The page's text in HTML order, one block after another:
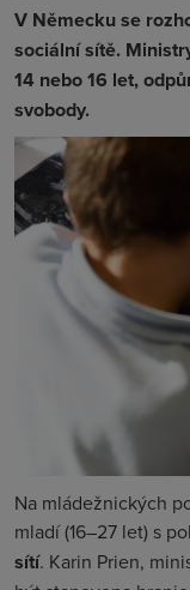
V Německu se
sociální sítě.
14 nebo 16 let,
svobody.
Na mládežnických
mladí (16–27 let) s
sítí. Karin Prien,